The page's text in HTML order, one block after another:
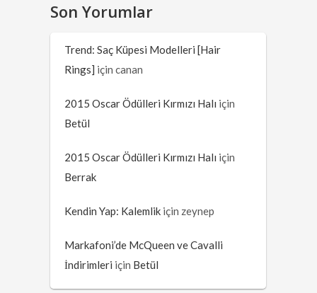
Son Yorumlar
Trend: Saç Küpesi Modelleri [Hair
Rings] içincanan
2015 Oscar Ödülleri Kırmızı Halı için
Betül
2015 Oscar Ödülleri Kırmızı Halı için
Berrak
Kendin Yap: Kalemlik için zeynep
Markafoni’de McQueen ve Cavalli
İndirimleri için Betül